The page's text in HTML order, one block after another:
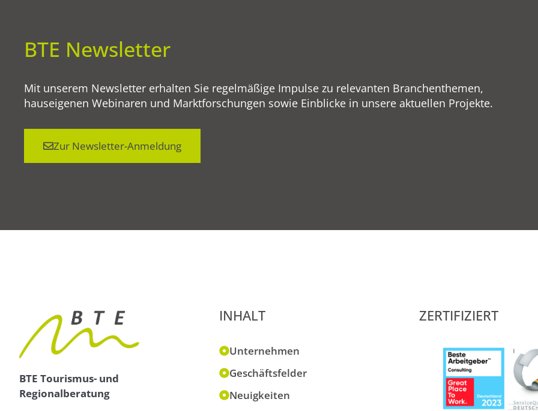
BTE Newsletter
Mit unserem Newsletter erhalten Sie regelmäßige Impulse zu relevanten Branchenthemen,
hauseigenen Webinaren und Marktforschungen sowie Einblicke in unsere aktuellen Projekte.
Zur Newsletter-Anmeldung
BTE Tourismus- und
Regionalberatung
INHALT
Unternehmen
Geschäftsfelder
Neuigkeiten
ZERTIFIZIERT